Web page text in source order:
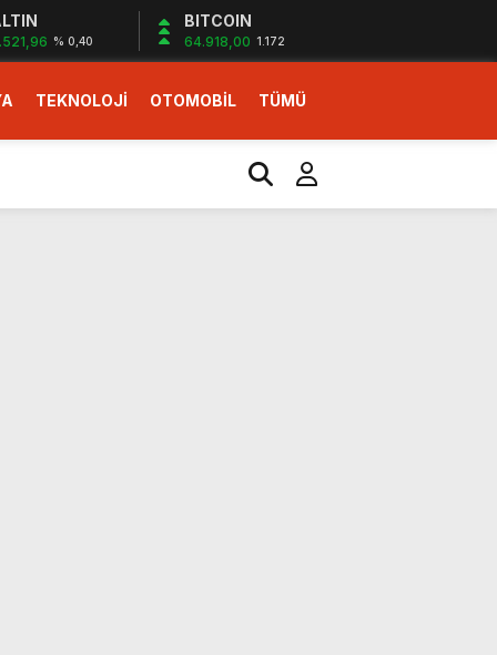
% 0,40
BITCOIN
64.918,00 1.172
TEKNOLOJİ OTOMOBİL TÜMÜ